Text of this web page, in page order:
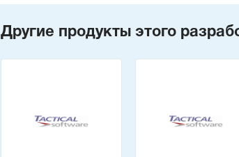
Другие продукты этого